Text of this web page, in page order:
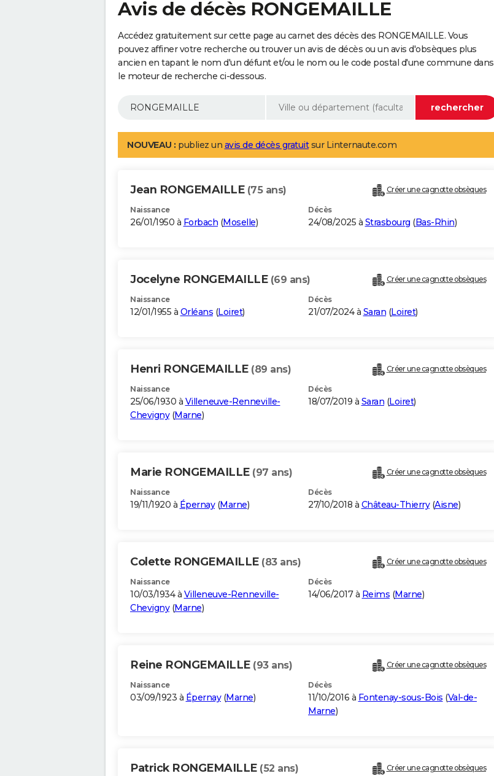
Avis de décès RONGEMAILLE
Accédez gratuitement sur cette page au carnet des décès des RONGEMAILLE. Vous
pouvez affiner votre recherche ou trouver un avis de décès ou un avis d'obsèques plus
ancien en tapant le nom d'un défunt et/ou le nom ou le code postal d'une commune dans
le moteur de recherche ci-dessous.
NOUVEAU : publiez un avis de décès gratuitsur Linternaute.com
Jean RONGEMAILLE (75 ans) Créer une cagnotte obsèques
Naissance
26/01/1950 à Forbach (Moselle)
Décès
24/08/2025 à Strasbourg (Bas-Rhin)
Jocelyne RONGEMAILLE (69 ans) Créer une cagnotte obsèques
Naissance
12/01/1955 à Orléans (Loiret)
Décès
21/07/2024 à Saran (Loiret)
Henri RONGEMAILLE (89 ans) Créer une cagnotte obsèques
Naissance
25/06/1930 à Villeneuve-Renneville-
Chevigny(Marne)
Décès
18/07/2019 à Saran (Loiret)
Marie RONGEMAILLE (97 ans) Créer une cagnotte obsèques
Naissance
19/11/1920 à Épernay(Marne)
Décès
27/10/2018 à Château-Thierry(Aisne)
Colette RONGEMAILLE (83 ans) Créer une cagnotte obsèques
Naissance
10/03/1934 à Villeneuve-Renneville-
Chevigny(Marne)
Décès
14/06/2017 à Reims (Marne)
Reine RONGEMAILLE (93 ans) Créer une cagnotte obsèques
Naissance
03/09/1923 à Épernay(Marne)
Décès
11/10/2016 à Fontenay-sous-Bois (Val-de-
Marne)
Patrick RONGEMAILLE (52 ans) Créer une cagnotte obsèques